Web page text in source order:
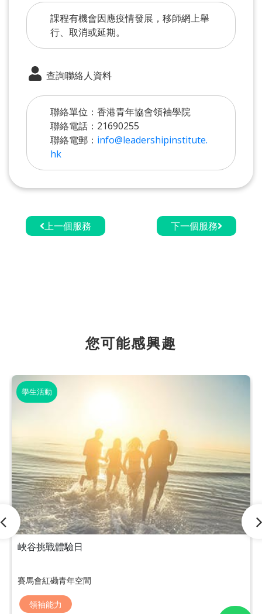
課程有機會因應疫情發展，移師網上舉
行、取消或延期。
查詢聯絡人資料
聯絡單位：香港青年協會領袖學院
聯絡電話：21690255
聯絡電郵： info@leadershipinstitute.
hk
上一個服務 下一個服務
您可能感興趣
學生活動
峽谷挑戰體驗日
賽馬會紅磡青年空間
領袖能力